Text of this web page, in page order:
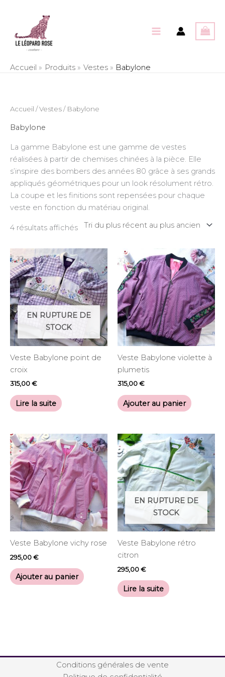
Accueil Produits Vestes Babylone
Accueil /Vestes/ Babylone
Babylone
La gamme Babylone est une gamme de vestes
réalisées à partir de chemises chinées à la pièce. Elle
s’inspire des bombers des années 80 grâce à ses grands
appliqués géométriques pour un look résolument rétro.
La coupe et les finitions sont repensées pour chaque
veste en fonction du matériau original.
4 résultats affichés
Trié
du
ancien
EN RUPTURE DE
STOCK
Veste Babylone point de
croix
315,00€
Lire la suite
Veste Babylone violette à
plumetis
315,00€
Ajouter au panier
Veste Babylone vichy rose
295,00€
Ajouter au panier
EN RUPTURE DE
STOCK
Veste Babylone rétro
citron
295,00€
Lire la suite
Conditions générales de vente